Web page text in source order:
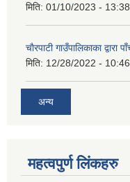
मिति: 01/10/2023 - 13:38
चाैरपाटी गाउँपालिकाका
मिति: 12/28/2022 - 10:46
अन्य
महत्वपुर्ण लि‌ंकहरु